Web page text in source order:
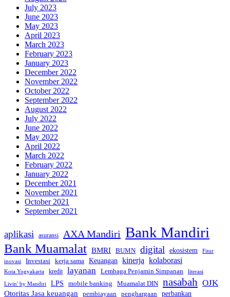
July 2023
June 2023
May 2023
April 2023
March 2023
February 2023
January 2023
December 2022
November 2022
October 2022
September 2022
August 2022
July 2022
June 2022
May 2022
April 2022
March 2022
February 2022
January 2022
December 2021
November 2021
October 2021
September 2021
aplikasi asuransi AXA Mandiri Bank Mandiri
Bank Muamalat BMRI BUMN digital ekosistem Fitur
inovasi Investasi kerja sama Keuangan kinerja kolaborasi
Kota Yogyakarta kredit layanan Lembaga Penjamin Simpanan
literasi
Livin' by Mandiri
LPS mobile banking Muamalat DIN nasabah OJK
Otoritas Jasa keuangan pembiayaan penghargaan perbankan